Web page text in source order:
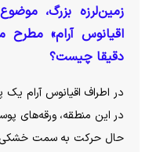
زمین‌لرزه بزرگ،
اقیانوس آرام»
دقیقا چیست؟
در اطراف اقیانوس آرام
در این منطقه، ورقه‌های
حال حرکت به سمت خشکی‌ها